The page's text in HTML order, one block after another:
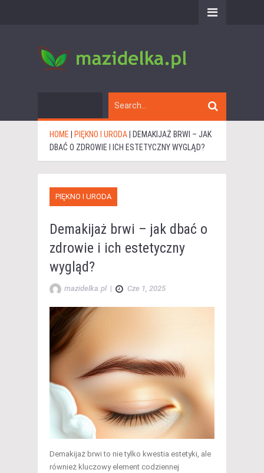
HOME PIĘKNO I URODA
DEMAKIJAŻ BRWI – JAK
DBAĆ O ZDROWIE I ICH ESTETYCZNY WYGLĄD?
PIĘKNO I URODA
Demakijaż brwi – jak dbać o
zdrowie i ich estetyczny
wygląd?
mazidelka.pl | Cze 1, 2025
Demakijaż brwi to nie tylko kwestia estetyki, ale
również kluczowy element codziennej